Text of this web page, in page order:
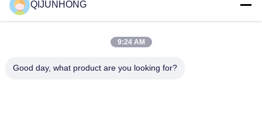
33/410 Flüssigseifen-Körperwaschspender Mehrfarbiges
Kunststoffmaterial
33/410 Flüssigseifenspender Pumpe Runder Aktor für
QIJUNHONG
9:24 AM
Good day, what product are you looking for?